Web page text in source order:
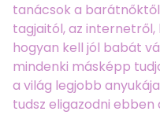
tanácsok a
tagjaitól, az
hogyan kell jól babát
mindenki másképp
a világ legjobb
tudsz eligazodni